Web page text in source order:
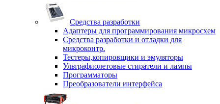
Средства разработки
Адаптеры для программирования микросхем
Средства разработки и отладки для
микроконтр.
Тестеры,копировщики и эмуляторы
Ультрафиолетовые стиратели и лампы
Программаторы
Преобразователи интерфейса